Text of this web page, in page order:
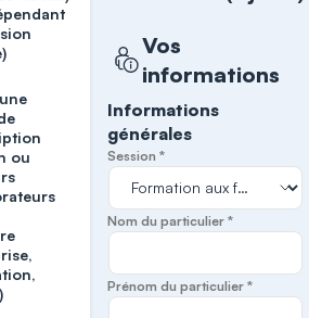
ou
Vos
informations
Informations
générales
Session *
Nom du particulier *
Prénom du particulier *